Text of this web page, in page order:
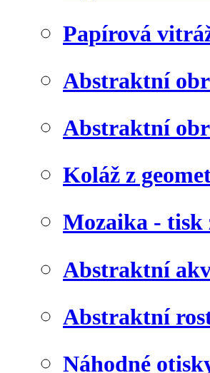
Papírová
Abstraktní
Abstraktní
Koláž z
Mozaika - tisk
Abstraktní
Abstraktní
Náhodné